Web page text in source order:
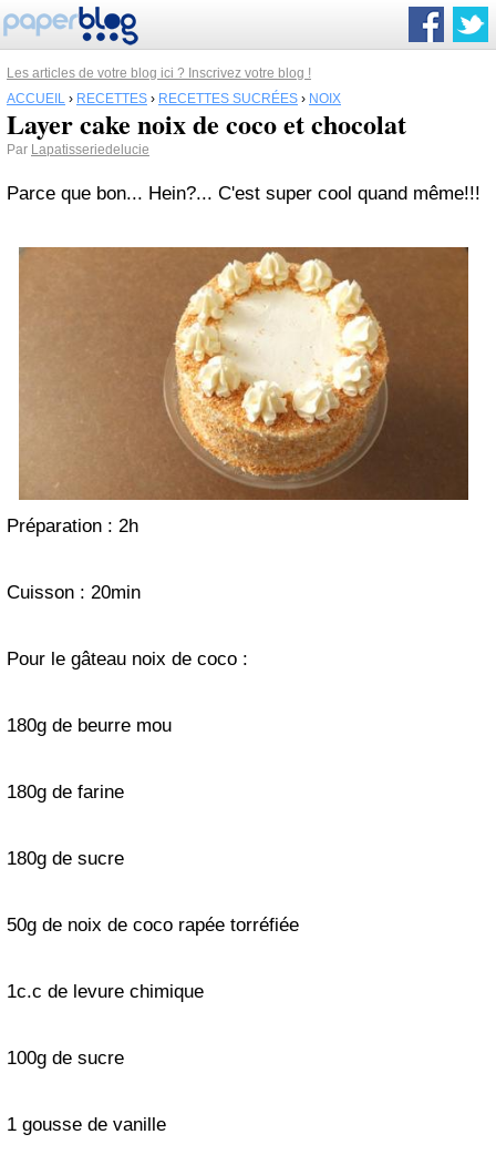
Les articles de votre blog ici ? Inscrivez votre blog !
ACCUEIL › RECETTES › RECETTES SUCRÉES › NOIX
Layer cake noix de coco et chocolat
Par Lapatisseriedelucie
Parce que bon... Hein?... C'est super cool quand même!!!
Préparation : 2h
Cuisson : 20min
Pour le gâteau noix de coco :
180g de beurre mou
180g de farine
180g de sucre
50g de noix de coco rapée torréfiée
1c.c de levure chimique
100g de sucre
1 gousse de vanille